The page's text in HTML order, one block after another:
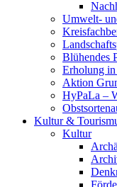
Umwelt-
Blühendes
Erholung
Aktion
HyPaLa –
Kultur &
Kultur